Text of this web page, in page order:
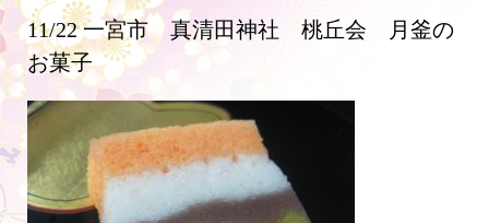
11/22 一宮市 真清田神社 桃丘会 月釜の
お菓子